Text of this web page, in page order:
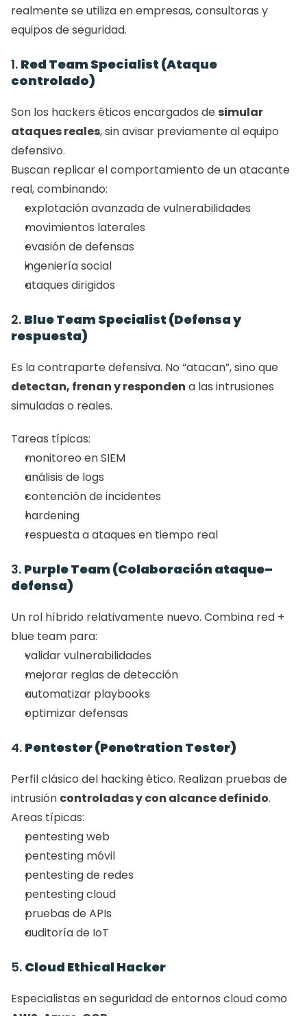
realmente se utiliza en empresas, consultoras y
equipos de seguridad.
1. Red Team Specialist (Ataque
controlado)
Son los hackers éticos encargados de simular
ataques reales, sin avisar previamente al equipo
defensivo.
Buscan replicar el comportamiento de un atacante
real, combinando:
explotación avanzada de vulnerabilidades
movimientos laterales
evasión de defensas
ingeniería social
ataques dirigidos
2. Blue Team Specialist (Defensa y
respuesta)
detectan, frenan y responden a las intrusiones
simuladas o reales.
Tareas típicas:
monitoreo en SIEM
análisis de logs
contención de incidentes
hardening
respuesta a ataques en tiempo real
3. Purple Team (Colaboración ataque–
defensa)
Un rol híbrido relativamente nuevo. Combina red +
blue team para:
validar vulnerabilidades
mejorar reglas de detección
automatizar playbooks
optimizar defensas
4. Pentester (Penetration Tester)
Perfil clásico del hacking ético. Realizan pruebas de
intrusión controladas y con alcance definido.
Areas típicas:
pentesting web
pentesting móvil
pentesting de redes
pentesting cloud
pruebas de APIs
auditoría de IoT
5. Cloud Ethical Hacker